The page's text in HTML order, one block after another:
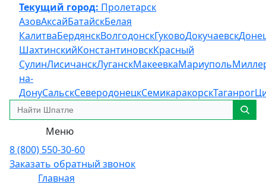
Текущий город: Пролетарск
АзовАксайБатайскБелая
КалитваБердянскВолгодонскГуковоДокучаевск
ШахтинскийКонстантиновскКрасный
СулинЛисичанскЛуганскМакеевкаМариуполь
на-
ДонуСальскСеверодонецкСемикаракорскТаганрог
Меню
8 (800) 550-30-60
Заказать обратный звонок
Главная